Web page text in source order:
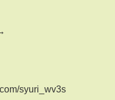
→
syuri_wv3s